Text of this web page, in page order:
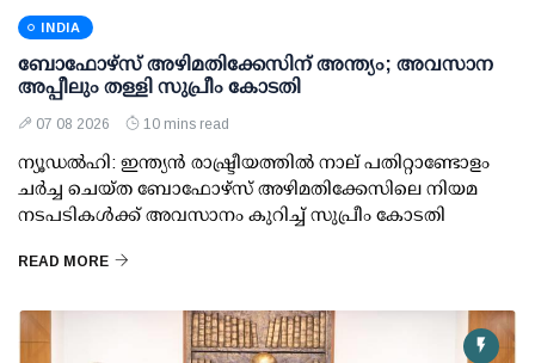
INDIA
ബോഫോഴ്സ് അഴിമതിക്കേസിന് അന്ത്യം; അവസാന
അപ്പീലും തള്ളി സുപ്രീം കോടതി
07 08 2026 10 mins read
ന്യൂഡല്‍ഹി: ഇന്ത്യന്‍ രാഷ്ട്രീയത്തില്‍ നാല് പതിറ്റാണ്ടോളം
ചര്‍ച്ച ചെയ്ത ബോഫോഴ്സ് അഴിമതിക്കേസിലെ നിയമ
നടപടികള്‍ക്ക് അവസാനം കുറിച്ച് സുപ്രീം കോടതി
READ MORE